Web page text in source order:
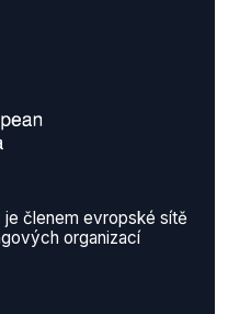
je členem evropské sítě
organizací